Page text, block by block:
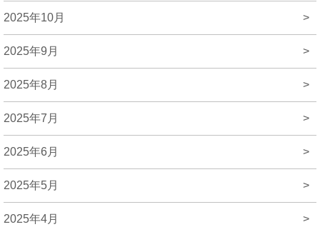
2025年10月 >
2025年9月 >
2025年8月 >
2025年7月 >
2025年6月 >
2025年5月 >
2025年4月 >